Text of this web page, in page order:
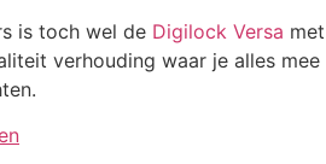
is toch wel de Digilock Versa met
verhouding waar je alles mee